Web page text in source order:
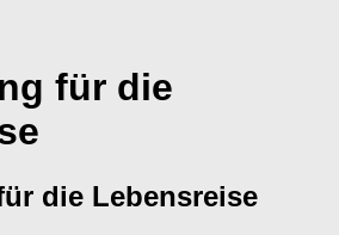
für die
die Lebensreise